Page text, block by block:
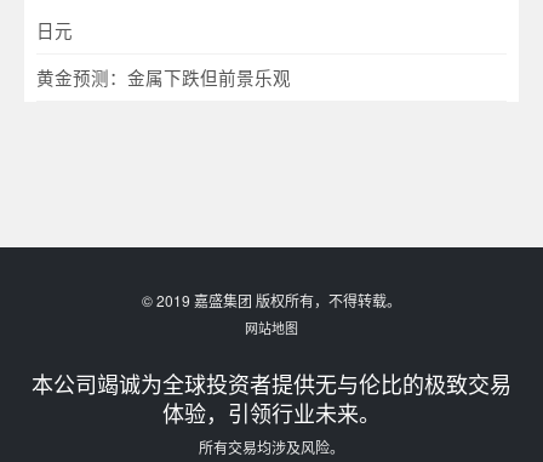
日元
黄金预测：金属下跌但前景乐观
© 2019 嘉盛集团 版权所有，不得转载。
网站地图
本公司竭诚为全球投资者提供无与伦比的极致交易
体验，引领行业未来。
所有交易均涉及风险。